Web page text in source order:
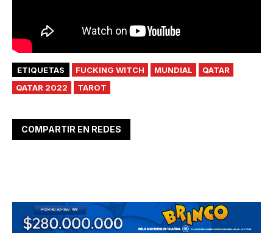
ETIQUETAS FUCKING WITCH MUNDIAL
QATAR
QATAR 2022
TAROT
COMPARTIR EN REDES